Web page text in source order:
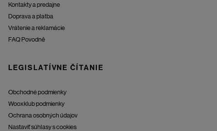
Kontakty a predajne
Doprava a platba
Vrátenie a reklamácie
FAQ Povodně
LEGISLATÍVNE ČÍTANIE
Obchodné podmienky
Wooxklub podmienky
Ochrana osobných údajov
Nastaviť súhlasy s cookies